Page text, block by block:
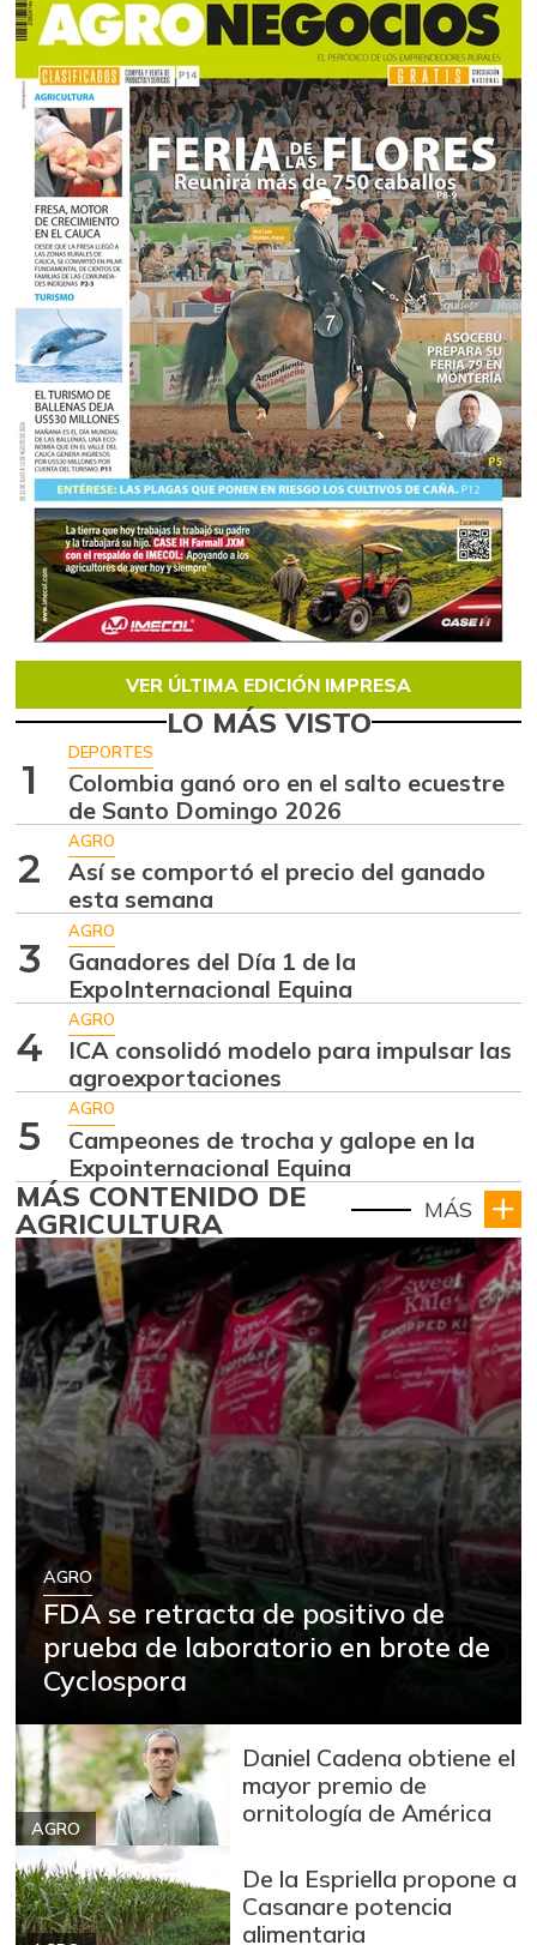
VER ÚLTIMA EDICIÓN IMPRESA
LO MÁS VISTO
1
DEPORTES
Colombia ganó oro en el salto ecuestre
de Santo Domingo 2026
2
AGRO
Así se comportó el precio del ganado
esta semana
3
AGRO
Ganadores del Día 1 de la
ExpoInternacional Equina
4
AGRO
ICA consolidó modelo para impulsar las
agroexportaciones
5
AGRO
Campeones de trocha y galope en la
Expointernacional Equina
MÁS CONTENIDO DE
AGRICULTURA MÁS
AGRO
FDA se retracta de positivo de
prueba de laboratorio en brote de
Cyclospora
AGRO
Daniel Cadena obtiene el
mayor premio de
ornitología de América
De la Espriella propone a
Casanare potencia
alimentaria